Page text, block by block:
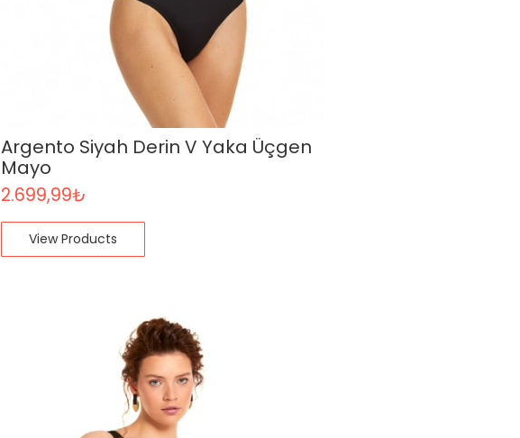
Argento Siyah Derin V Yaka Üçgen
Mayo
2.699,99₺
View Products